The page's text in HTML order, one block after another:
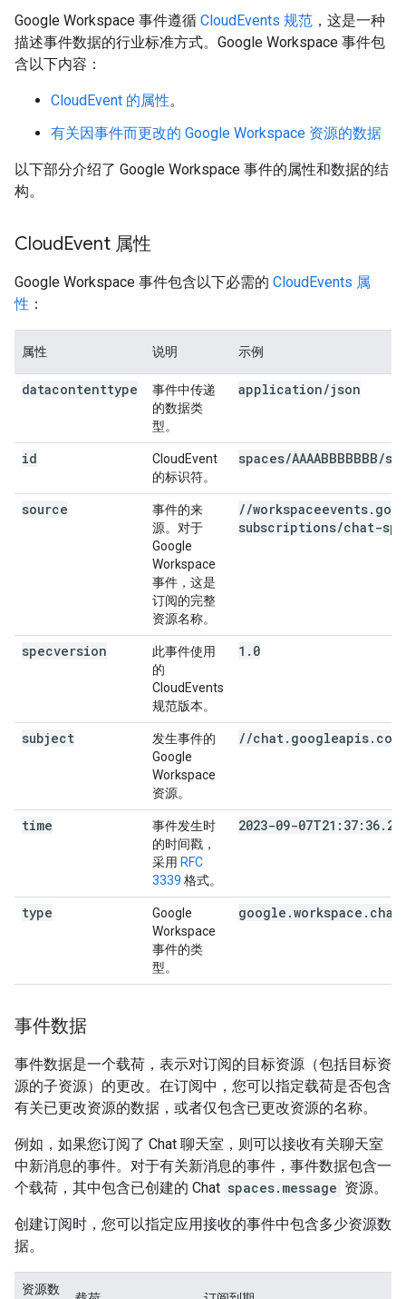
Google Workspace 事件遵循 CloudEvents 规范 ，这是一种
描述事件数据的行业标准方式。Google Workspace 事件包
含以下内容：
CloudEvent 的属性。
有关因事件而更改的 Google Workspace 资源的数据
以下部分介绍了 Google Workspace 事件的属性和数据的结
构。
CloudEvent 属性
Google Workspace 事件包含以下必需的 CloudEvents 属
性 ：
属性 说明 示例
datacontenttype
事件中传递
的数据类
型。
application/json
id
CloudEvent
的标识符。
spaces/AAAABBBBBBB/
source
事件的来
源。对于
Google
Workspace
事件，这是
订阅的完整
资源名称。
//workspaceevents.
subscriptions/chat-
specversion
此事件使用
的
CloudEvents
规范版本。
1.0
subject
发生事件的
Google
Workspace
资源。
//chat.googleapis.com/
time
事件发生时
的时间戳，
采用 RFC
3339 格式。
2023-09-
type
Google
Workspace
事件的类
型。
事件数据
事件数据是一个载荷，表示对订阅的目标资源（包括目标资
源的子资源）的更改。在订阅中，您可以指定载荷是否包含
有关已更改资源的数据，或者仅包含已更改资源的名称。
例如，如果您订阅了 Chat 聊天室，则可以接收有关聊天室
中新消息的事件。对于有关新消息的事件，事件数据包含一
个载荷，其中包含已创建的 Chat spaces.message 资源。
创建订阅时，您可以指定应用接收的事件中包含多少资源数
据。
资源数